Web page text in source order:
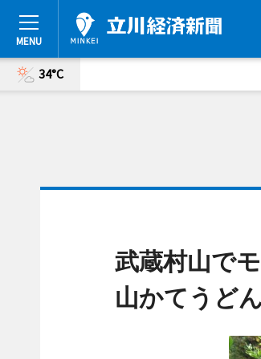
34°C
武蔵村山で
山かてうど